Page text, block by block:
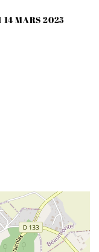
MARS 2025
dans un nouvel
dans un nouvel